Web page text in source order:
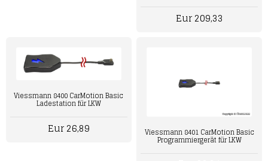
Eur 209,33
Viessmann 8400 CarMotion Basic
Ladestation für LKW
Eur 26,89 Viessmann 8401 CarMotion Basic
Programmiergerät für LKW